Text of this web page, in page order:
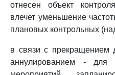
отнесен объект
влечет уменьшение
плановых контрольных
в связи с прекращением
аннулированием - для